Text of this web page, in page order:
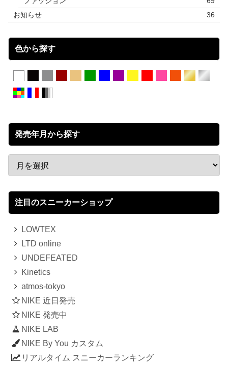
お知らせ
36
色から探す
発売年月から探す
注目のスニーカーショップ
LOWTEX
LTD online
UNDEFEATED
Kinetics
atmos-tokyo
NIKE 近日発売
NIKE 発売中
NIKE LAB
NIKE By You カスタム
リアルタイム スニーカーランキング